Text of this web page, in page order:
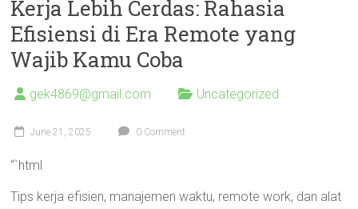
Kerja Lebih Cerdas: Rahasia
Efisiensi di Era Remote yang
Wajib Kamu Coba
gek4869@gmail.com Uncategorized
June 21, 2025 0 Comment
“`html
Tips kerja efisien, manajemen waktu, remote work, dan alat